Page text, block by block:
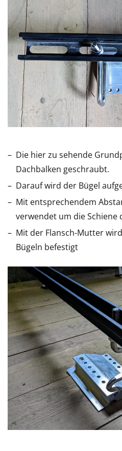
Die hier zu sehende
Dachbalken geschraubt.
Darauf wird der Bügel
Mit entsprechendem
verwendet um die Schiene
Mit der Flansch-Mutter
Bügeln befestigt